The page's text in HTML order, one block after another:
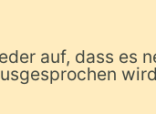
auf, dass es